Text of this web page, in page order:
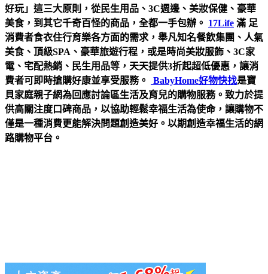
好玩」這三大原則，從民生用品、3C週邊、美妝保健、豪華
美食，到其它千奇百怪的商品，全都一手包辦。 17Life 滿 足
消費者食衣住行育樂各方面的需求，舉凡知名餐飲集團、人氣
美食、頂級SPA、豪華旅遊行程，或是時尚美妝服飾、3C家
電、宅配熱銷、民生用品等，天天提供3折起超低優惠，讓消
費者可即時搶購好康並享受服務。
BabyHome好物快找是寶
貝家庭親子網為回應討論區生活及育兒的購物服務。致力於提
供高關注度口碑商品，以協助輕鬆幸福生活為使命，讓購物不
僅是一種消費更能解決問題創造美好。以期創造幸福生活的網
路購物平台。